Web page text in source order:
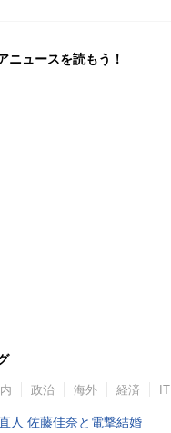
ニュースを読もう！
政治 海外 経済 IT
人 佐藤佳奈と電撃結婚